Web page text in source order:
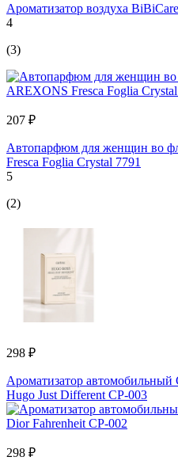
Ароматизатор воздуха
4
(3)
207 ₽
Автопарфюм для женщин во
Fresca Foglia Crystal 7791
5
(2)
298 ₽
Ароматизатор автомобильный
Hugo Just Different CP-003
298 ₽